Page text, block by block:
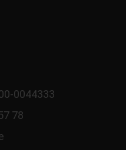
0044333
78